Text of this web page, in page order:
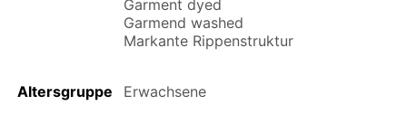
Garment dyed
Garmend washed
Markante Rippenstruktur
Altersgruppe Erwachsene